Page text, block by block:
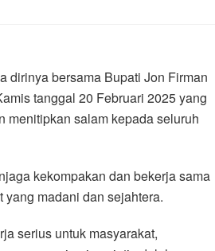
dirinya bersama Bupati Jon Firman
tanggal 20 Februari 2025 yang
menitipkan salam kepada seluruh
kekompakan dan bekerja sama
madani dan sejahtera.
serius untuk masyarakat,